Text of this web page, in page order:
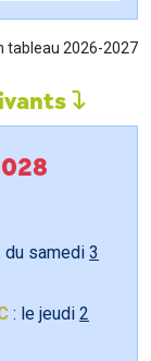
tableau 2026-2027
du samedi 3
: le jeudi 2